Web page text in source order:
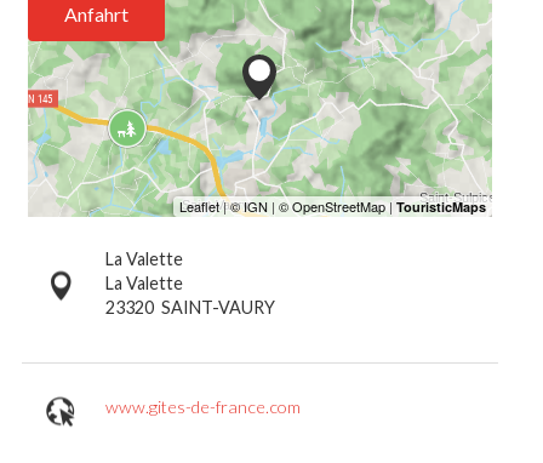
Anfahrt
La Valette
La Valette
23320 SAINT-VAURY
www.gites-de-france.com